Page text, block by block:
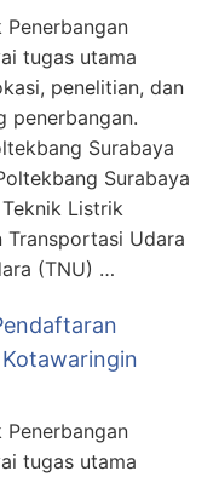
tugas utama
penelitian, dan
penerbangan.
Surabaya
Surabaya
Listrik
Transportasi Udara
(TNU) …
tugas utama